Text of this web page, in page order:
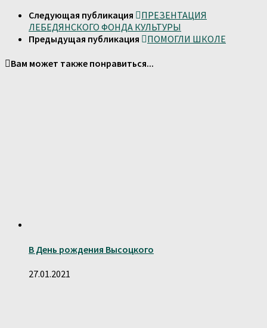
Следующая публикация
ПРЕЗЕНТАЦИЯ
ЛЕБЕДЯНСКОГО ФОНДА КУЛЬТУРЫ
Предыдущая публикация
ПОМОГЛИ ШКОЛЕ
Вам может также понравиться...
В День рождения Высоцкого
27.01.2021